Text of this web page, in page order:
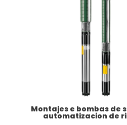
Montajes e bombas de
automatizacion de